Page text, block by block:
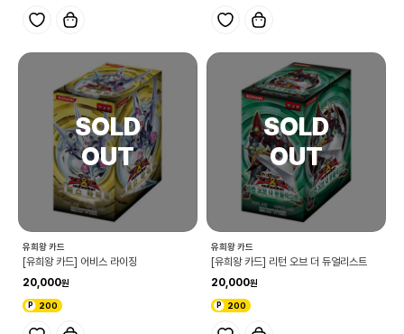
유희왕 카드
[유희왕 카드] 어비스 라이징
20,000
200
유희왕 카드
[유희왕 카드] 리턴 오브 더 듀얼리스트
20,000
200